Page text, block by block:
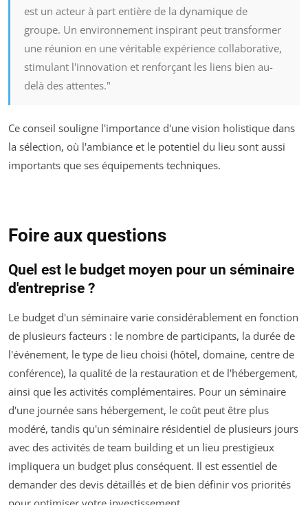
est un acteur à part entière de la dynamique de
groupe. Un environnement inspirant peut transformer
une réunion en une véritable expérience collaborative,
stimulant l'innovation et renforçant les liens bien au-
delà des attentes."
Ce conseil souligne l'importance d'une vision holistique dans
la sélection, où l'ambiance et le potentiel du lieu sont aussi
importants que ses équipements techniques.
Foire aux questions
Quel est le budget moyen pour un séminaire
d'entreprise ?
Le budget d'un séminaire varie considérablement en fonction
de plusieurs facteurs : le nombre de participants, la durée de
l'événement, le type de lieu choisi (hôtel, domaine, centre de
conférence), la qualité de la restauration et de l'hébergement,
ainsi que les activités complémentaires. Pour un séminaire
d'une journée sans hébergement, le coût peut être plus
modéré, tandis qu'un séminaire résidentiel de plusieurs jours
avec des activités de team building et un lieu prestigieux
impliquera un budget plus conséquent. Il est essentiel de
demander des devis détaillés et de bien définir vos priorités